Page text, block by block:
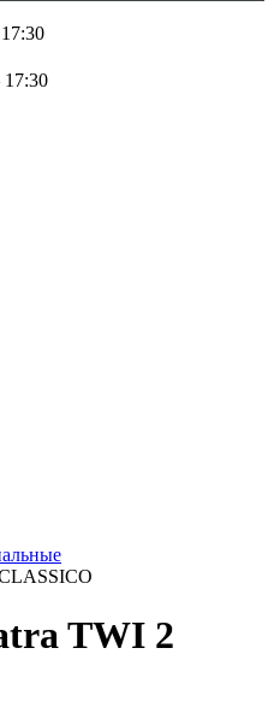
17:30
TWI 2